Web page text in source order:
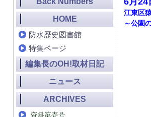
江東区
～公園
HOME
防水歴史図書館
特集ページ
編集長のOH!取材日記
ニュース
ARCHIVES